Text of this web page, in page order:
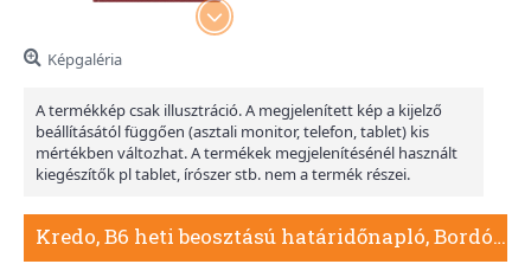
Képgaléria
A termékkép csak illusztráció. A megjelenített kép a kijelző
beállításától függően (asztali monitor, telefon, tablet) kis
mértékben változhat. A termékek megjelenítésénél használt
kiegészítők pl tablet, írószer stb. nem a termék részei.
Kredo, B6 heti beosztású határidőnapló, Bordó-Barack